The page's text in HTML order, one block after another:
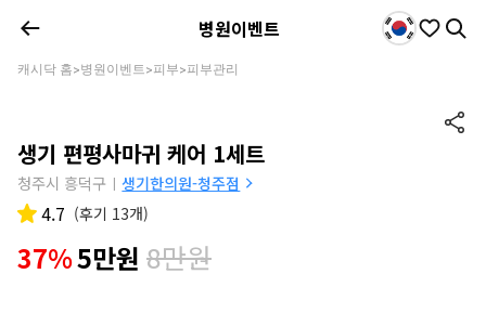
병원이벤트
캐시닥 홈>병원이벤트>피부>피부관리
생기 편평사마귀 케어 1세트
청주시 흥덕구 | 생기한의원-청주점
4.7 (후기 13개)
37%5만원 8만원